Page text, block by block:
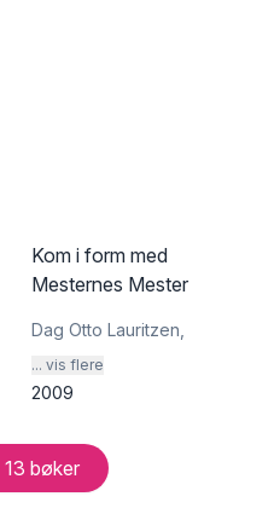
Kom i form med
Mesternes Mester
Dag Otto Lauritzen
... vis flere
2009
13 bøker